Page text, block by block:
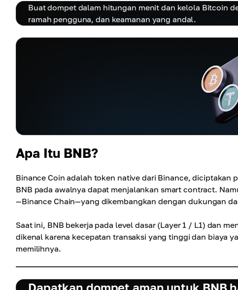
Buat dompet dalam hitungan menit dan kelola Bitcoin
ramah pengguna, dan keamanan yang andal.
Apa Itu BNB?
Binance Coin adalah token native dari Binance, diciptakan
BNB pada awalnya dapat menjalankan smart contract.
—Binance Chain—yang dikembangkan dengan dukungan
Saat ini, BNB bekerja pada level dasar (Layer 1 / L1) dan
dikenal karena kecepatan transaksi yang tinggi dan biaya
memilihnya.